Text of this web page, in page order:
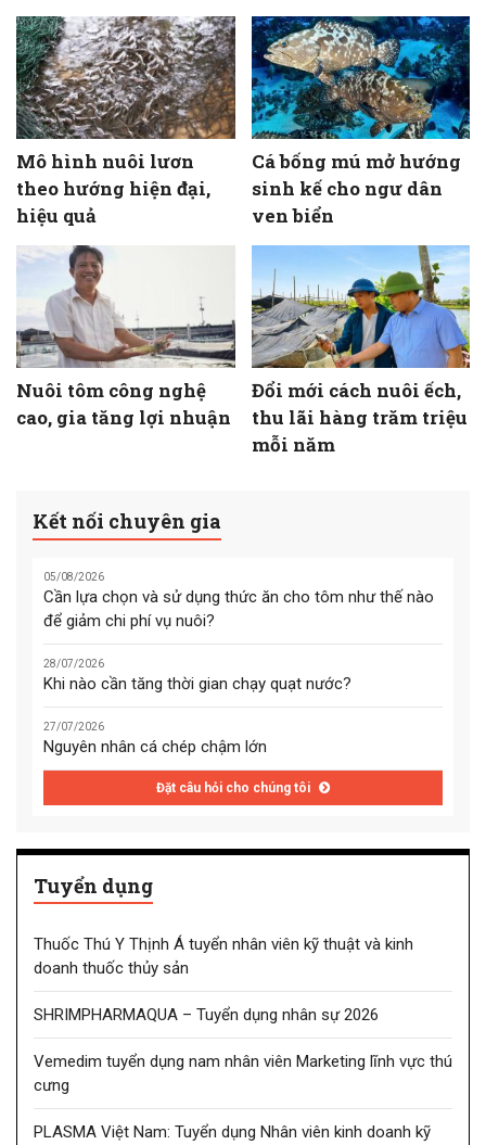
Mô hình nuôi lươn
theo hướng hiện đại,
hiệu quả
Cá bống mú mở hướng
sinh kế cho ngư dân
ven biển
Nuôi tôm công nghệ
cao, gia tăng lợi nhuận
Đổi mới cách nuôi ếch,
thu lãi hàng trăm triệu
mỗi năm
Kết nối chuyên gia
05/08/2026
Cần lựa chọn và sử dụng thức ăn cho tôm như thế nào
để giảm chi phí vụ nuôi?
28/07/2026
Khi nào cần tăng thời gian chạy quạt nước?
27/07/2026
Nguyên nhân cá chép chậm lớn
Đặt câu hỏi cho chúng tôi
Tuyển dụng
Thuốc Thú Y Thịnh Á tuyển nhân viên kỹ thuật và kinh
doanh thuốc thủy sản
SHRIMPHARMAQUA – Tuyển dụng nhân sự 2026
Vemedim tuyển dụng nam nhân viên Marketing lĩnh vực thú
cưng
PLASMA Việt Nam: Tuyển dụng Nhân viên kinh doanh kỹ